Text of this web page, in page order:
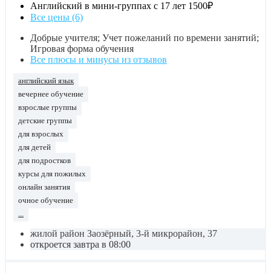
Английский в мини-группах c 17 лет 1500₽
Все цены (6)
Добрые учителя; Учет пожеланий по времени занятий;
Игровая форма обучения
Все плюсы и минусы из отзывов
английский язык
вечернее обучение
взрослые группы
детские группы
для взрослых
для детей
для подростков
курсы для пожилых
онлайн занятия
очное обучение
...
жилой район Заозёрный, 3-й микрорайон, 37
откроется завтра в 08:00